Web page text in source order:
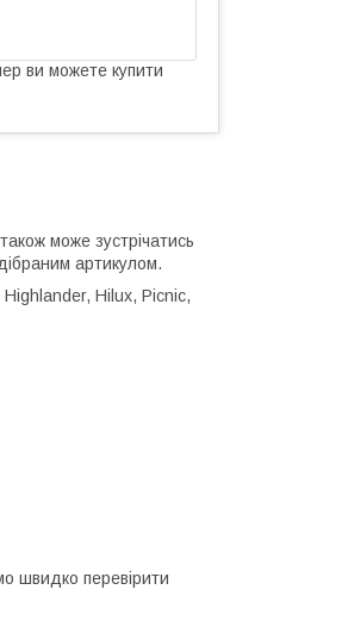
ви можете купити
може зустрічатись
артикулом.
Hilux, Picnic,
швидко перевірити